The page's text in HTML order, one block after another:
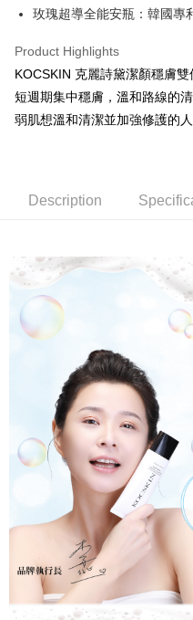
Yuanta Commercial Bank
Taishin International Bank
Taiwan Rakuten Card, Inc.
ATM Transfer
Cash on Delivery
全家取貨付款
NT$85/order | Free shipping
NT$85/order | Free shipping
NT$85/order | Free shipping
7-11取貨付款
NT$85/order | Free shipping
付款後7-11取貨
NT$85/order | Free shipping
宅配
NT$110/order | Free
離島宅配
NT$220/order | Free
宅配貨到付款
NT$110/order | Free shipping
玫瑰超導全能安瓶：韓國專
Product Highlights
KOCSKIN 克麗詩黛潔顏穩膚
短週期集中穩膚，溫和路線的
弱肌想溫和清潔並加強修護的人
Description